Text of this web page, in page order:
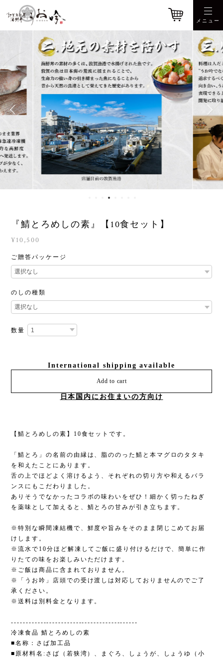
『鯖とろめしの素』【10食セット】
¥10,500
ご贈答パッケージ
のしの種類
数量
International shipping available
Add to cart
日本国内にお住まいの方向け
【鯖とろめしの素】10食セットです。
「鯖とろ」の名前の由縁は、脂ののった鯖と本マグロのタタキ
を和えたことにあります。
舌の上でほどよく溶けるよう、それぞれの切り方や和えるバラ
ンスにもこだわりました。
ありそうでなかったコラボの味わいをぜひ！細かく切ったねぎ
を薬味として加えると、鯖とろの甘みが引き立ちます。
※特別な瞬間凍結機で、鮮度や旨みをそのまま閉じこめてお届
けします。
※流水で10分ほど解凍してご飯に盛り付けるだけで、簡単に作
りたての味をお楽しみいただけます。
※ご飯は商品に含まれておりません。
※「うお吟」店頭での受け渡しは対応しておりませんのでご了
承ください。
※送料は別料金となります。
-------------------------------------------
冷凍食品 鯖とろめしの素
■名称：さば加工品
■原材料名:さば（若狭湾）、まぐろ、しょうが、しょうゆ（小